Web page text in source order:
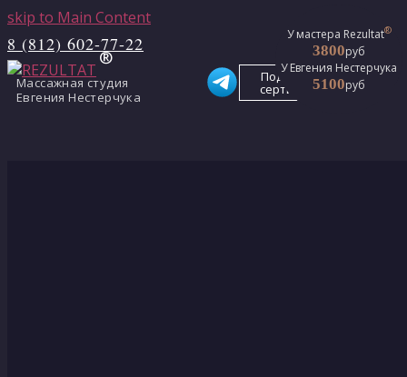
skip to Main Content
8 (812) 602-77-22
Массажная студия
Евгения Нестерчука
Подарочные
сертификаты
У мастера Rezultat®
3800руб
У Евгения Нестерчука
5100руб
У мастера Rezultat®
3800руб
У Евгения Нестерчука
5100руб